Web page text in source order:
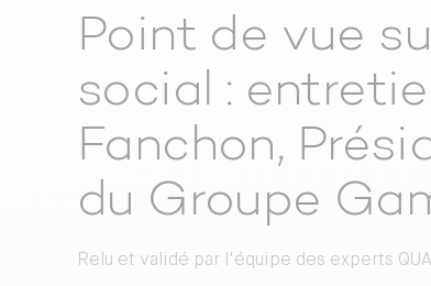
Point de vue
social :
Fanchon,
du Groupe
Relu et validé par l'équipe des experts